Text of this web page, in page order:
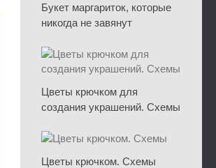
Букет маргариток, которые
никогда не завянут
Цветы крючком для
создания украшений. Схемы
Цветы крючком. Схемы